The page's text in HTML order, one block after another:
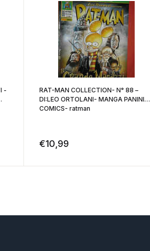
RAT-MAN COLLECTION- N° 88 –
DI:LEO ORTOLANI- MANGA PANINI
COMICS- ratman
€10,99